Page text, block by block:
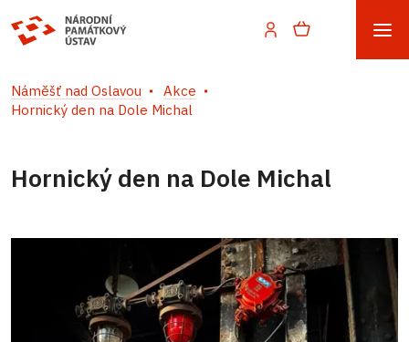
Náměšť nad Oslavou
Akce
Hornický den na Dole Michal
Hornický den na Dole Michal